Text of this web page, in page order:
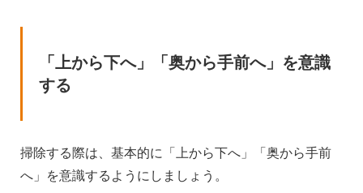
「上から下へ」「奥から手前へ」を意識
する
掃除する際は、基本的に「上から下へ」「奥から手前
へ」を意識するようにしましょう。